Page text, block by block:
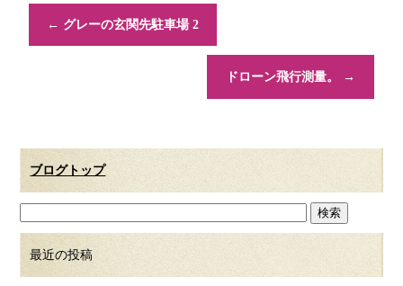
← グレーの玄関先駐車場 2
ドローン飛行測量。 →
ブログトップ
最近の投稿